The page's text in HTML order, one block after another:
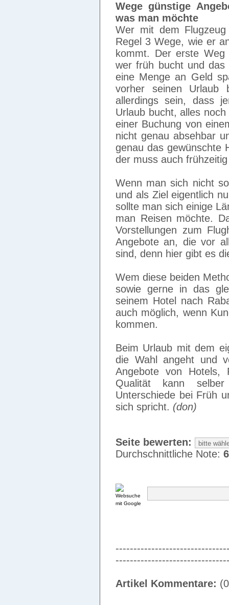
Wege günstige
was man möchte
Wer mit dem
Regel 3 Wege, wie er
kommt. Der erste
wer früh bucht und
eine Menge an Geld
vorher seinen Urlaub
allerdings sein, dass
Urlaub bucht, alles
einer Buchung von
nicht genau absehbar
genau das gewünschte
der muss auch
Wenn man sich nicht
und als Ziel eigentlich
sollte man sich einige
man Reisen möchte.
Vorstellungen zum
Angebote an, die vor
sind, denn hier gibt es
Wem diese beiden
sowie gerne in das
seinem Hotel nach
auch möglich, wenn
kommen.
Beim Urlaub mit dem
die Wahl angeht und
Angebote von Hotels,
Qualität kann
Unterschiede bei Früh
sich spricht. (don)
Seite bewerten:
Durchschnittliche Note: 6
Artikel Kommentare: